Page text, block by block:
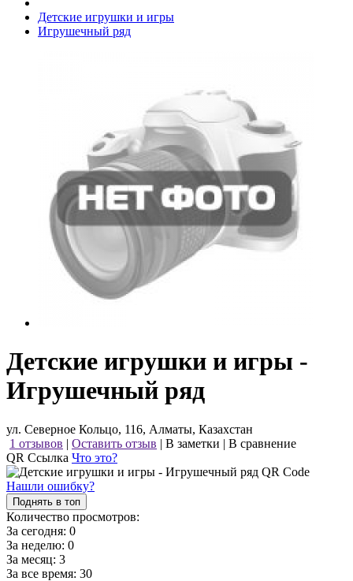
Детские игрушки и игры
Игрушечный ряд
Детские игрушки и игры -
Игрушечный ряд
ул. Северное Кольцо, 116, Алматы, Казахстан
1 отзывов | Оставить отзыв | В заметки | В сравнение
QR Ссылка Что это?
Нашли ошибку?
Поднять в топ
Количество просмотров:
За сегодня: 0
За неделю: 0
За месяц: 3
За все время: 30